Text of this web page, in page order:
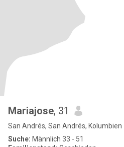
Mariajose, 31
San Andrés, San Andrés, Kolumbien
Suche: Männlich 33 - 51